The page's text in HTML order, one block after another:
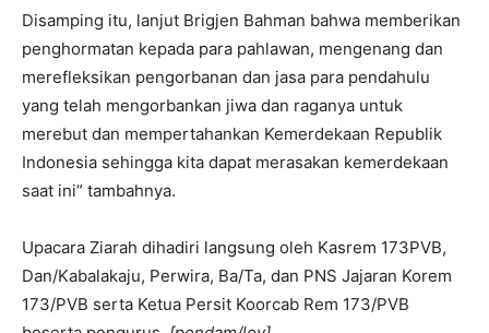
Disamping itu, lanjut Brigjen Bahman bahwa memberikan
penghormatan kepada para pahlawan, mengenang dan
merefleksikan pengorbanan dan jasa para pendahulu
yang telah mengorbankan jiwa dan raganya untuk
merebut dan mempertahankan Kemerdekaan Republik
Indonesia sehingga kita dapat merasakan kemerdekaan
saat ini” tambahnya.
Upacara Ziarah dihadiri langsung oleh Kasrem 173PVB,
Dan/Kabalakaju, Perwira, Ba/Ta, dan PNS Jajaran Korem
173/PVB serta Ketua Persit Koorcab Rem 173/PVB